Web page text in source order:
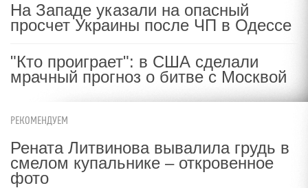
На Западе указали на опасный
просчет Украины после ЧП в Одессе
"Кто проиграет": в США сделали
мрачный прогноз о битве с Москвой
РЕКОМЕНДУЕМ
Рената Литвинова вывалила грудь в
смелом купальнике – откровенное
фото